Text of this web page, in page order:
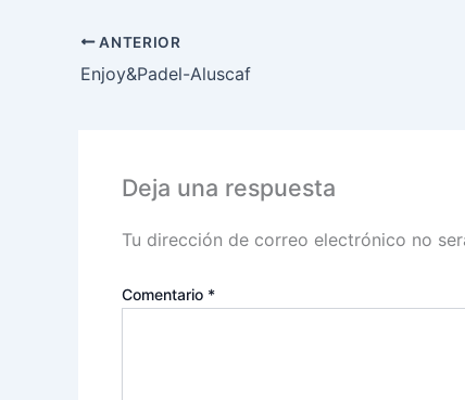
ANTERIOR
Enjoy&Padel-Aluscaf
Deja una respuesta
Tu dirección de correo electrónico no
Comentario *